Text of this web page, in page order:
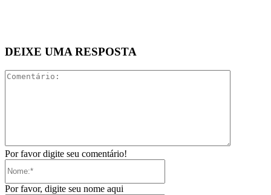
DEIXE UMA RESPOSTA
Por favor digite seu comentário!
Por favor, digite seu nome aqui